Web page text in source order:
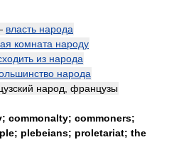
власть народа
комната народу
из народа
народа
народ, французы
commonalty; commoners;
plebeians; proletariat; the